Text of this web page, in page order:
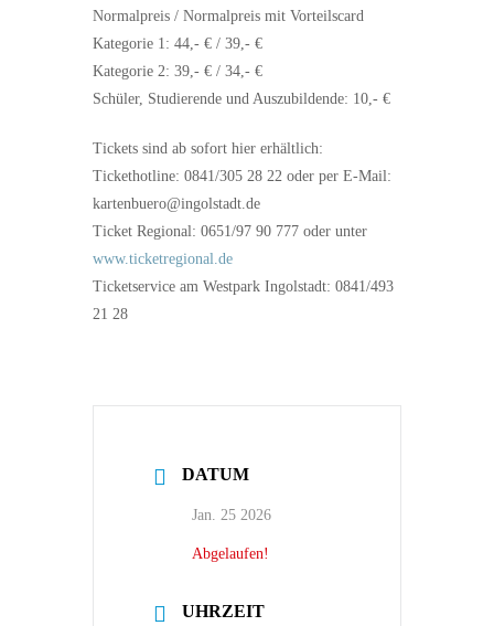
Normalpreis / Normalpreis mit Vorteilscard
Kategorie 1: 44,- € / 39,- €
Kategorie 2: 39,- € / 34,- €
Schüler, Studierende und Auszubildende: 10,- €
Tickets sind ab sofort hier erhältlich:
Tickethotline: 0841/305 28 22 oder per E-Mail:
kartenbuero@ingolstadt.de
Ticket Regional: 0651/97 90 777 oder unter
www.ticketregional.de
Ticketservice am Westpark Ingolstadt: 0841/493
21 28
DATUM
Jan. 25 2026
Abgelaufen!
UHRZEIT